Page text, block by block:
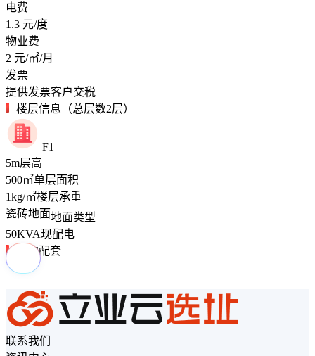
电费
1.3 元/度
物业费
2 元/㎡/月
发票
提供发票客户交税
楼层信息（总层数2层）
F1
5m层高
500㎡单层面积
1kg/㎡楼层承重
瓷砖地面地面类型
50KVA现配电
周边配套
联系我们